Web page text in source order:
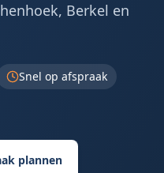
Berkel en
Snel op afspraak
plannen